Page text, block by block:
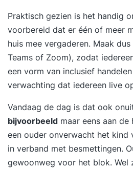
Praktisch gezien is het handig
voorbereid dat er één of meer
huis mee vergaderen. Maak
Teams of Zoom), zodat
een vorm van inclusief
verwachting dat iedereen live
Vandaag de dag is dat ook
bijvoorbeeld maar eens aan
een ouder onverwacht het kind
in verband met besmettingen.
gewoonweg voor het blok. Wel